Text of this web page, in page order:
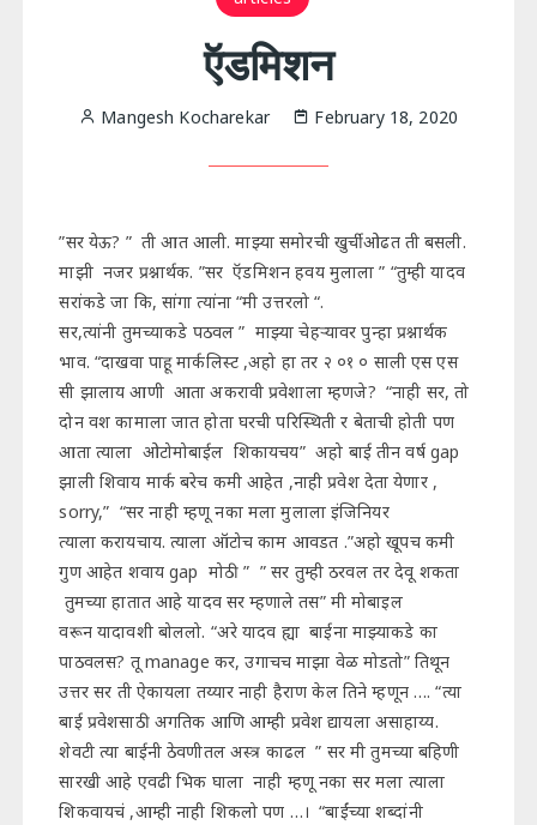
ऍडमिशन
Mangesh Kocharekar February 18, 2020
”सर येऊ? ” ती आत आली. माझ्या समोरची खुर्ची ओढत ती बसली.
माझी नजर प्रश्नार्थक. ”सर ऍडमिशन हवय मुलाला ” “तुम्ही यादव
सरांकडे जा कि, सांगा त्यांना “मी उत्तरलो “.
सर,त्यांनी तुमच्याकडे पठवल ” माझ्या चेहऱ्यावर पुन्हा प्रश्नार्थक
भाव. “दाखवा पाहू मार्कलिस्ट ,अहो हा तर २ ०१ ० साली एस एस
सी झालाय आणी आता अकरावी प्रवेशाला म्हणजे? “नाही सर, तो
दोन वश कामाला जात होता घरची परिस्थिती र बेताची होती पण
आता त्याला ओटोमोबाईल शिकायचय” अहो बाई तीन वर्ष gap
झाली शिवाय मार्क बरेच कमी आहेत ,नाही प्रवेश देता येणार ,
sorry,” “सर नाही म्हणू नका मला मुलाला इंजिनियर
त्याला करायचाय. त्याला ऑटोच काम आवडत .”अहो खूपच कमी
गुण आहेत शवाय gap मोठी ” ” सर तुम्ही ठरवल तर देवू शकता
तुमच्या हातात आहे यादव सर म्हणाले तस” मी मोबाइल
वरून यादावशी बोललो. “अरे यादव ह्या बाईना माझ्याकडे का
पाठवलस? तू manage कर, उगाचच माझा वेळ मोडतो” तिथून
उत्तर सर ती ऐकायला तय्यार नाही हैराण केल तिने म्हणून …. “त्या
बाई प्रवेशसाठी अगतिक आणि आम्ही प्रवेश द्यायला असाहाय्य.
शेवटी त्या बाईनी ठेवणीतल अस्त्र काढल ” सर मी तुमच्या बहिणी
सारखी आहे एवढी भिक घाला नाही म्हणू नका सर मला त्याला
शिकवायचं ,आम्ही नाही शिकलो पण …। “बाईंच्या शब्दांनी